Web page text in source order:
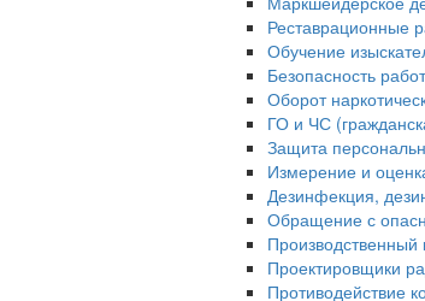
Реставрационные
Обучение
Безопасность
Оборот
ГО и ЧС
Защита
Измерение и
Дезинфекция,
Обращение с
Производственный
Проектировщики
Противодействие